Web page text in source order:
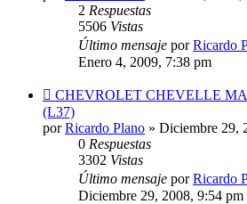
2 Respuestas
5506 Vistas
Último mensaje porRicardo
Enero 4, 2009, 7:38 pm
CHEVROLET CHEVELLE
(L37)
porRicardo Plano » Diciembre 29,
0 Respuestas
3302 Vistas
Último mensaje porRicardo
Diciembre 29, 2008, 9:54 pm